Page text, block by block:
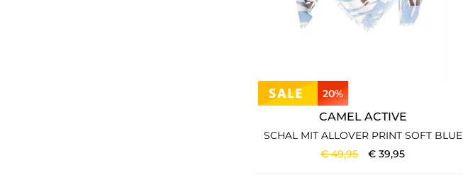
20%
CAMEL ACTIVE
SCHAL MIT ALLOVER PRINT SOFT BLUE
€49,95 €39,95